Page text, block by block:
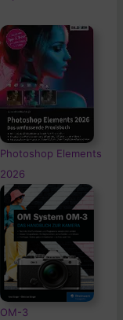
Photoshop Elements
2026
OM-3